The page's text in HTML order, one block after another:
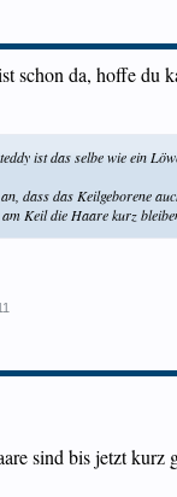
schon da, hoffe du
ist das selbe wie ein
dass das Keilgeborene
Keil die Haare kurz
sind bis jetzt kurz